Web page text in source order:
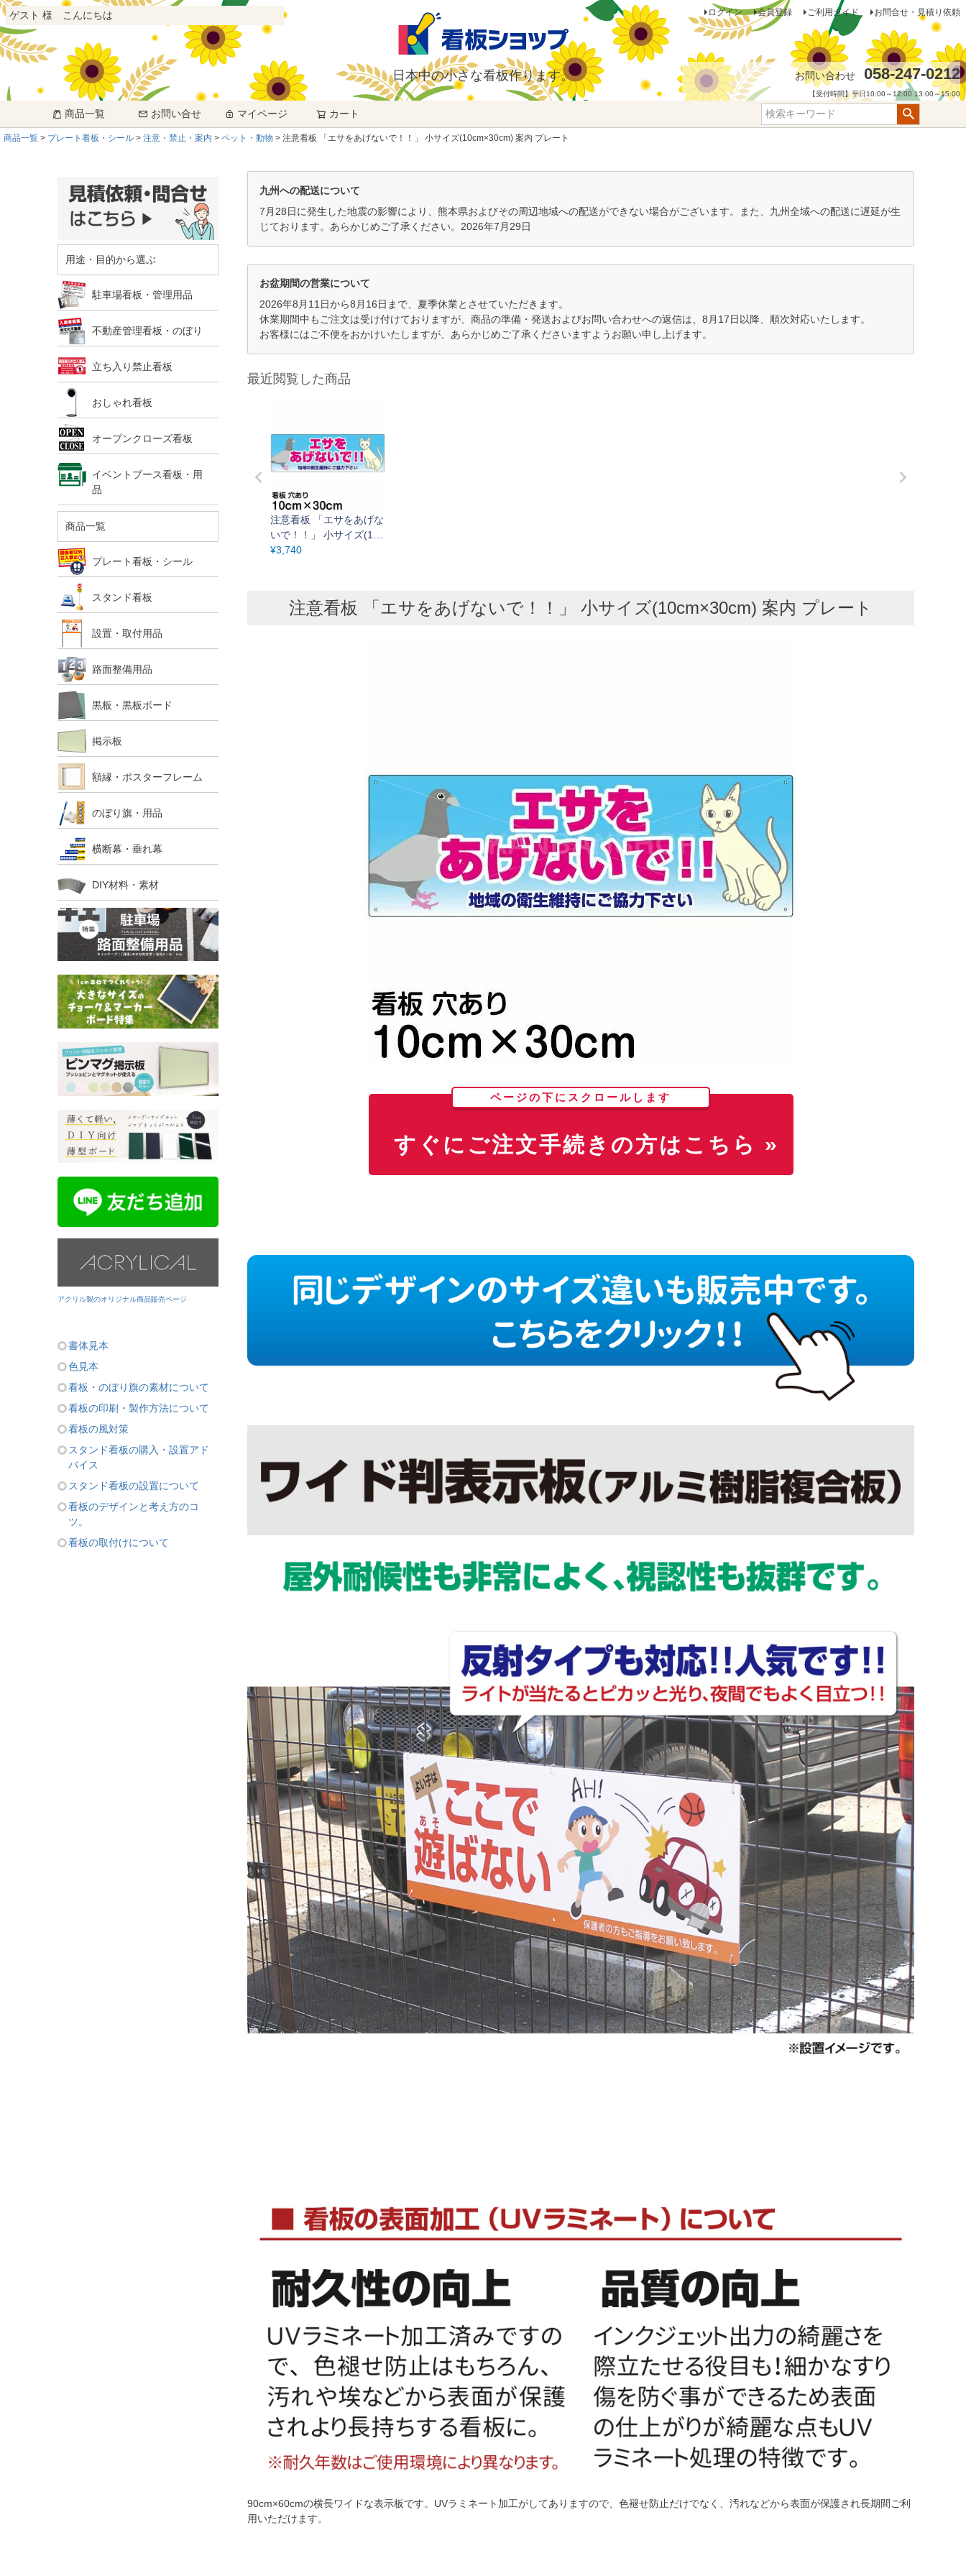
ゲスト 様 こんにちは
日本中の小さな看板作ります。
ログイン 会員登録 ご利用ガイド お問合せ・見積り依頼
お問い合わせ 058-247-0212
【受付時間】平日10:00～12:00 13:00～15:00
商品一覧 お問い合せ マイページ カート
商品一覧 プレート看板・シール 注意・禁止・案内 ペット・動物 注意看板 「エサをあげないで！！」 小サイズ(10cm×30cm) 案内 プレート
用途・目的から選ぶ
駐車場看板・管理用品
不動産管理看板・のぼり
立ち入り禁止看板
おしゃれ看板
オープンクローズ看板
イベントブース看板・用
品
商品一覧
プレート看板・シール
スタンド看板
設置・取付用品
路面整備用品
黒板・黒板ボード
掲示板
額縁・ポスターフレーム
のぼり旗・用品
横断幕・垂れ幕
DIY材料・素材
アクリル製のオリジナル商品販売ページ
書体見本
色見本
看板・のぼり旗の素材について
看板の印刷・製作方法について
看板の風対策
スタンド看板の購入・設置アド
バイス
スタンド看板の設置について
看板のデザインと考え方のコ
ツ。
看板の取付けについて
九州への配送について
7月28日に発生した地震の影響により、熊本県およびその周辺地域への配送ができない場合がございます。また、九州全域への配送に遅延が生
じております。あらかじめご了承ください。2026年7月29日
お盆期間の営業について
2026年8月11日から8月16日まで、夏季休業とさせていただきます。
休業期間中もご注文は受け付けておりますが、商品の準備・発送およびお問い合わせへの返信は、8月17日以降、順次対応いたします。
お客様にはご不便をおかけいたしますが、あらかじめご了承くださいますようお願い申し上げます。
最近閲覧した商品
注意看板 「エサをあげな
いで！！」 小サイズ(10c
¥3,740
注意看板 「エサをあげないで！！」 小サイズ(10cm×30cm) 案内 プレート
ページの下にスクロールします
すぐにご注文手続きの方はこちら »
90cm×60cmの横長ワイドな表示板です。UVラミネート加工がしてありますので、色褪せ防止だけでなく、汚れなどから表面が保護され長期間ご利
用いただけます。